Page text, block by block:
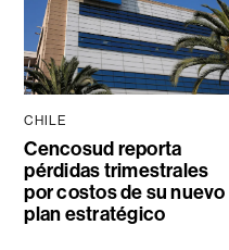
CHILE
Cencosud reporta
pérdidas trimestrales
por costos de su nuevo
plan estratégico